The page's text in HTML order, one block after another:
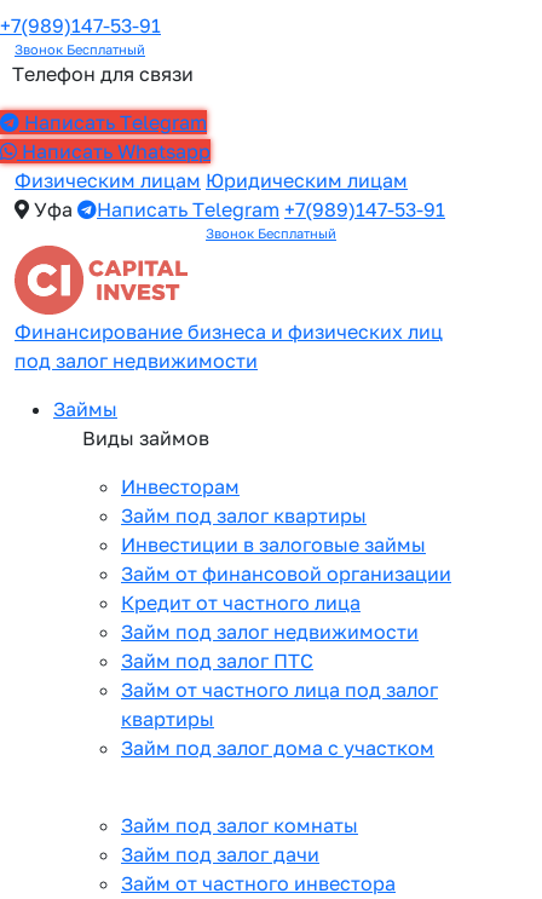
+7(989)147-53-91
Звонок Бесплатный
Телефон для связи
Написать Telegram
Написать Whatsapp
Физическим лицам Юридическим лицам
Уфа
Написать Telegram +7(989)147-53-91
Звонок Бесплатный
Финансирование бизнеса и физических лиц
под залог недвижимости
Займы
Виды займов
Инвесторам
Займ под залог квартиры
Инвестиции в залоговые займы
Займ от финансовой организации
Кредит от частного лица
Займ под залог недвижимости
Займ под залог ПТС
Займ от частного лица под залог
квартиры
Займ под залог дома с участком
Займ под залог комнаты
Займ под залог дачи
Займ от частного инвестора